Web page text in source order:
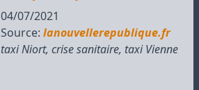
04/07/2021
Source: lanouvellerepublique.fr
taxi Niort, crise sanitaire, taxi Vienne